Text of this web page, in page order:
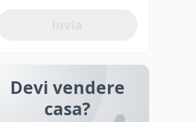
Devi vendere
casa?